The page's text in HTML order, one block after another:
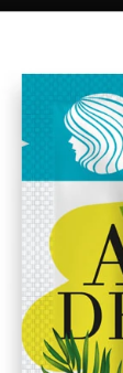
COMPRAR